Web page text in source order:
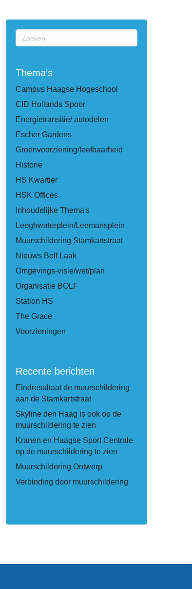
Thema’s
Campus Haagse Hogeschool
CID Hollands Spoor
Energietransitie/ autodelen
Escher Gardens
Groenvoorziening/leefbaarheid
Historie
HS Kwartier
HSK Offices
Inhoudelijke Thema's
Leeghwaterplein/Leemansplein
Muurschildering Stamkartstraat
Nieuws Bolf Laak
Omgevings-visie/wet/plan
Organisatie BOLF
Station HS
The Grace
Voorzieningen
Recente berichten
Eindresultaat de muurschildering
aan de Stamkartstraat
Skyline den Haag is ook op de
muurschildering te zien
Kranen en Haagse Sport Centrale
op de muurschildering te zien
Muurschildering Ontwerp
Verbinding door muurschildering